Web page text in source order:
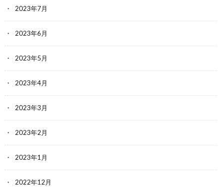
2023年7月
2023年6月
2023年5月
2023年4月
2023年3月
2023年2月
2023年1月
2022年12月